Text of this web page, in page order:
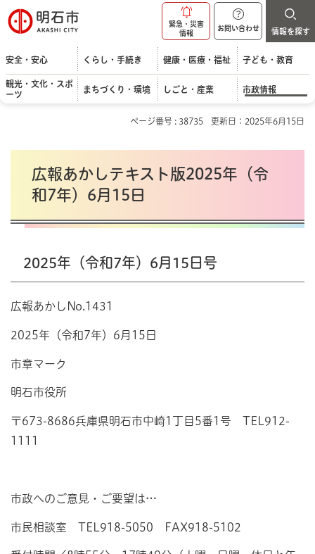
明石市
緊急・災害
情報
お問い合わせ 情報を探す
安全・安心 くらし・手続き 健康・医療・福祉 子ども・教育
観光・文化・スポ
ーツ
まちづくり・環境 しごと・産業 市政情報
ページ番号 : 38735 更新日：2025年6月15日
広報あかしテキスト版2025年（令
和7年）6月15日
2025年（令和7年）6月15日号
広報あかしNo.1431
2025年（令和7年）6月15日
市章マーク
明石市役所
〒673-8686兵庫県明石市中崎1丁目5番1号 TEL912-
1111
市政へのご意見・ご要望は…
市民相談室 TEL918-5050 FAX918-5102